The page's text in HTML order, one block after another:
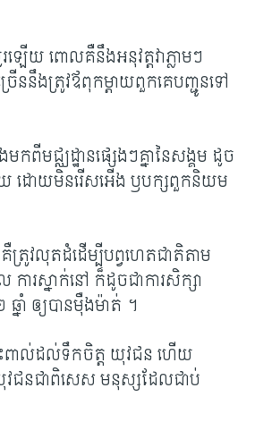
ើយ ពោលគឺនឹងអនុវត្តវាភ្លាមៗ
ើននឹងត្រូវឪពុកម្តាយពួកគេបញ្ជូនទៅ
ពីមជ្ឈដ្ឋានផ្សេងៗគ្នានៃសង្គម ដូច
មួយ ដោយមិនរើសអើង ឫបក្សពួកនិយម
រូវលុតដំដើម្បីបព្វហេតជាតិតាម
ារស្នាក់នៅ ក៏ដូចជាការសិក្សា
នាំ ឲ្យបានម៉ឺងម៉ាត់ ។
ះពាល់ដល់ទឹកចិត្ត យុវជន ហើយ
វជនជាពិសេស មនុស្សដែលជាប់